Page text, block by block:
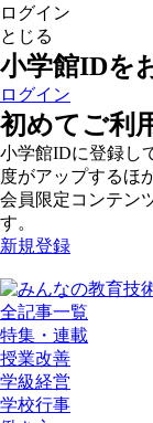
ログイン
とじる
小学館IDを
ログイン
初めてご利
小学館IDに登録し
度がアップするほ
会員限定コンテン
す。
新規登録
全記事一覧
特集・連載
授業改善
学級経営
学校行事